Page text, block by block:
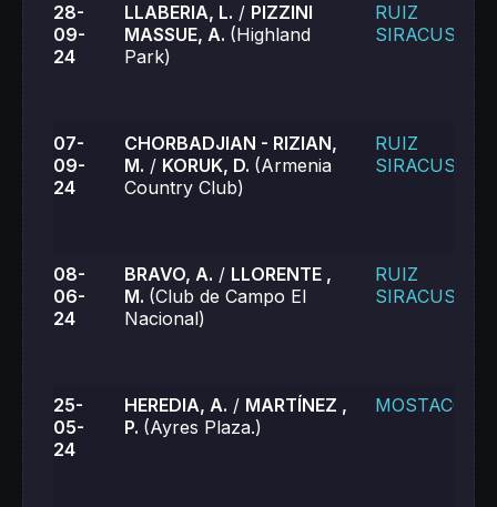
28-
09-
24
LLABERIA, L. / PIZZINI
MASSUE, A. (Highland
Park)
RUIZ
SIRACUSA, V.
07-
09-
24
CHORBADJIAN - RIZIAN,
M. / KORUK, D. (Armenia
Country Club)
RUIZ
SIRACUSA, V.
08-
06-
24
BRAVO, A. / LLORENTE ,
M. (Club de Campo El
Nacional)
RUIZ
SIRACUSA, V.
25-
05-
24
HEREDIA, A. / MARTÍNEZ ,
P. (Ayres Plaza.)
MOSTACCIO,